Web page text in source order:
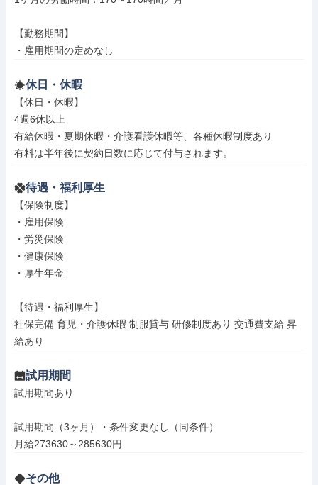
【勤務期間】
・雇用期間の定めなし
休日・休暇
【休日・休暇】
4週6休以上
有給休暇・夏期休暇・介護看護休暇等、各種休暇制度あり
有料は半年後に契約日数に応じて付与されます。
待遇・福利厚生
【保険制度】
・雇用保険
・労災保険
・健康保険
・厚生年金
【待遇・福利厚生】
社保完備 育児・介護休暇 制服貸与 研修制度あり 交通費支給 昇
給あり
試用期間
試用期間あり
試用期間（3ヶ月）・条件変更なし（同条件）
月給273630～285630円
その他